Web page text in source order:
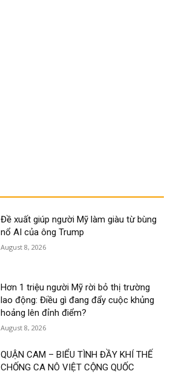
Đề xuất giúp người Mỹ làm giàu từ bùng
nổ AI của ông Trump
August 8, 2026
Hơn 1 triệu người Mỹ rời bỏ thị trường
lao động: Điều gì đang đẩy cuộc khủng
hoảng lên đỉnh điểm?
August 8, 2026
QUẬN CAM – BIỂU TÌNH ĐẦY KHÍ THẾ
CHỐNG CA NÔ VIỆT CỘNG QUỐC